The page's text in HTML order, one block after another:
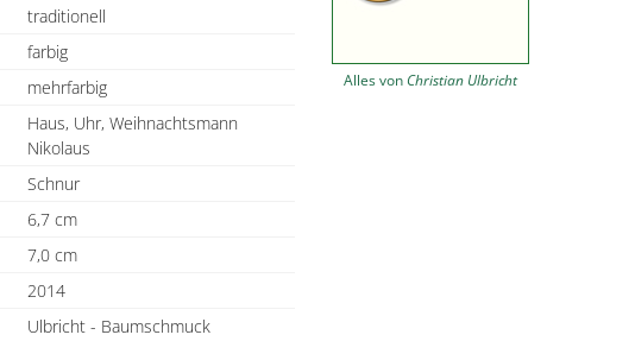
traditionell
farbig
mehrfarbig
Haus, Uhr, Weihnachtsmann
Nikolaus
Schnur
6,7 cm
7,0 cm
2014
Ulbricht - Baumschmuck
Alles von Christian Ulbricht